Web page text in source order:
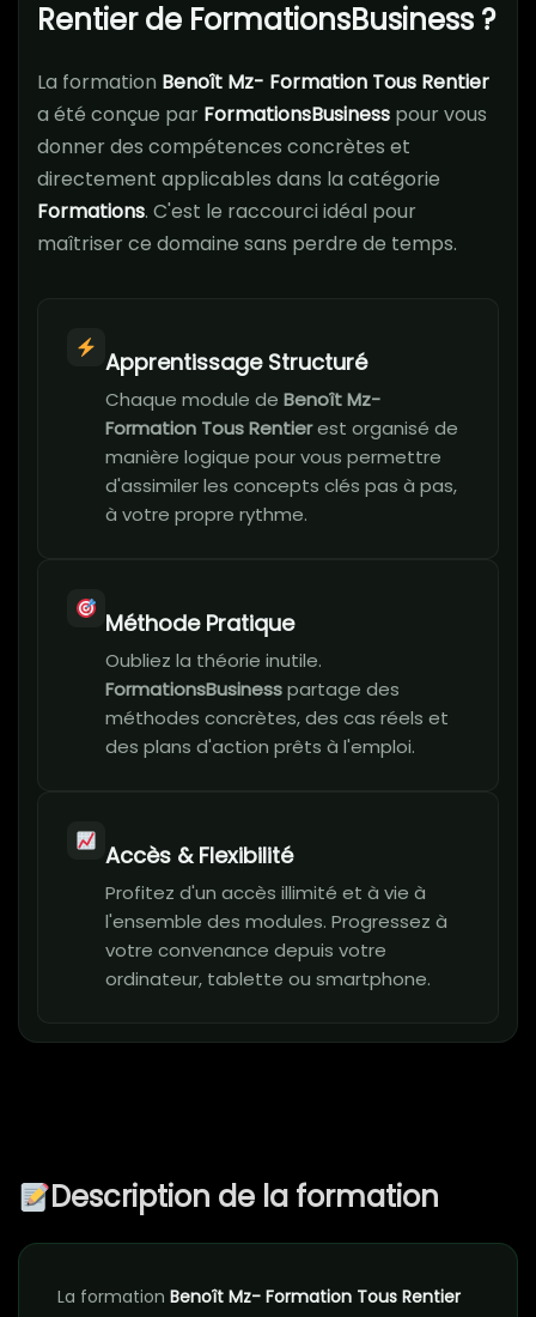
Rentier de FormationsBusiness ?
La formation Benoît Mz- Formation Tous Rentier
a été conçue par FormationsBusiness pour vous
donner des compétences concrètes et
directement applicables dans la catégorie
Formations. C'est le raccourci idéal pour
maîtriser ce domaine sans perdre de temps.
Apprentissage Structuré
Chaque module de Benoît Mz-
Formation Tous Rentierest organisé de
manière logique pour vous permettre
d'assimiler les concepts clés pas à pas,
à votre propre rythme.
Méthode Pratique
Oubliez la théorie inutile.
FormationsBusinesspartage des
méthodes concrètes, des cas réels et
des plans d'action prêts à l'emploi.
Accès & Flexibilité
Profitez d'un accès illimité et à vie à
l'ensemble des modules. Progressez à
votre convenance depuis votre
ordinateur, tablette ou smartphone.
Description de la formation
La formation Benoît Mz- Formation Tous Rentier